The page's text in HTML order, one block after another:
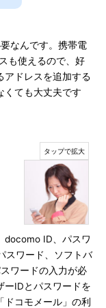
なんです。携帯電
も使えるので、好
アドレスを追加する
くても大丈夫です
ID、パスワ
スワード、ソフトバ
ワードの入力が必
ーIDとパスワードを
コモメール」の利